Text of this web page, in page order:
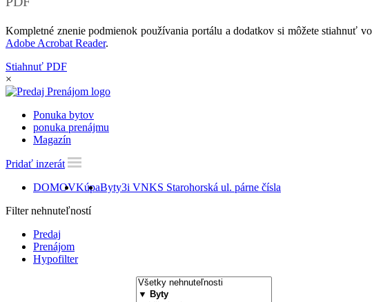
Kompletné znenie podmienok používania portálu a dodatkov si môžete stiahnuť
Adobe Acrobat Reader.
Stiahnuť PDF
×
Ponuka bytov
ponuka prenájmu
Magazín
Pridať inzerát
DOMOVKúpaByty3i VNKS Starohorská ul. párne čísla
Filter nehnuteľností
Predaj
Prenájom
Hypofilter